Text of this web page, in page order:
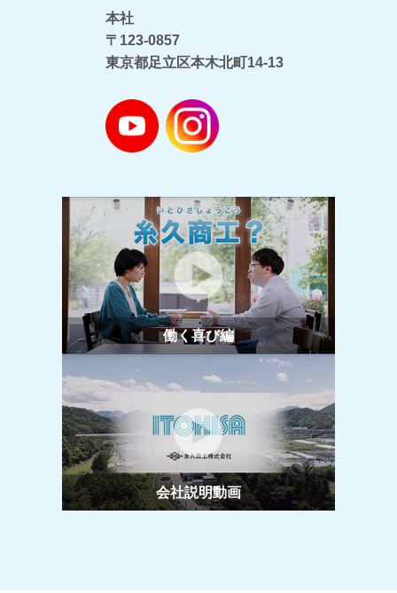
本社
〒123-0857
東京都足立区本木北町14-13
働く喜び編
会社説明動画